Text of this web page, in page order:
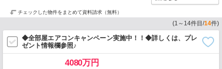
チェックした物件をまとめて資料請求（無料）
(1 ～ 14件目/14件)
◆全部屋エアコンキャンペーン実施中！！◆詳しくは、プレ
ゼント情報欄参照♪
4080万円